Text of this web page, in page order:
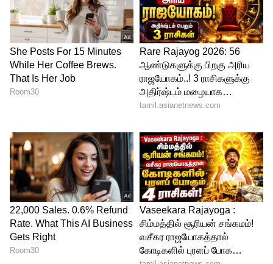
அடைகிறேன், பெருமை கொள்கிறேன்.
இமயமலை என்பது சாதாரண விஷயம்
அல்ல அங்கு பல மூலிகைகள் இருக்கிறது,
அந்த மூலிகைகள் சாப்பிட்டால்
ஒருவாரத்திற்கு சாப்பிடவே தேவை இல்லை
உடலுக்குத் தேவையான எல்லா ஆற்றல்